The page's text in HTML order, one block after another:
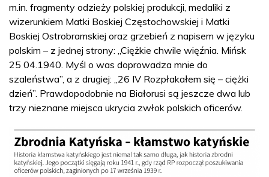
m.in. fragmenty odzieży polskiej produkcji, medaliki z
wizerunkiem Matki Boskiej Częstochowskiej i Matki
Boskiej Ostrobramskiej oraz grzebień z napisem w języku
polskim – z jednej strony: „Ciężkie chwile więźnia. Mińsk
25 04.1940. Myśl o was doprowadza mnie do
szaleństwa”, a z drugiej: „26 IV Rozpłakałem się – ciężki
dzień”. Prawdopodobnie na Białorusi są jeszcze dwa lub
trzy nieznane miejsca ukrycia zwłok polskich oficerów.